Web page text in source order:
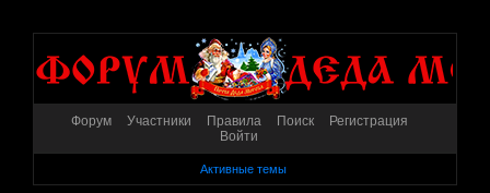
Форум Участники Правила Поиск
Регистрация
Войти
Активные темы